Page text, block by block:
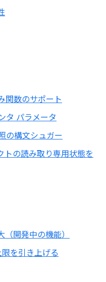
関数のサポート
タ パラメータ
の構文シュガー
トの読み取り専用状態を
開発中の機能）
を引き上げる